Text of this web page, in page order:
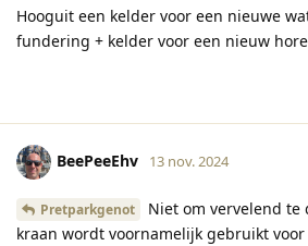
Hooguit een kelder voor een nieuwe
fundering + kelder voor een nieuw
BeePeeEhv 13 nov. 2024
Pretparkgenot
Niet om vervelend
kraan wordt voornamelijk gebruikt